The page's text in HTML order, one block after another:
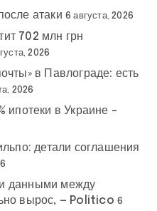
атаки 6 августа, 2026
702 млн грн
2026
в Павлограде: есть
2026
ипотеки в Украине –
детали соглашения
данными между
вырос, — Politico 6